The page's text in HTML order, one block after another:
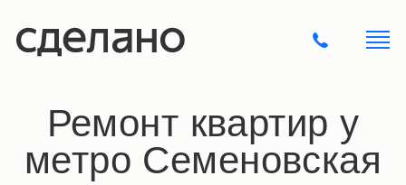
Ремонт квартир у
метро Семеновская